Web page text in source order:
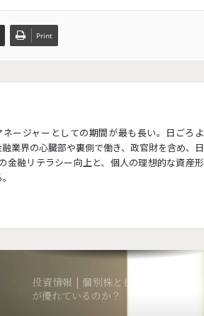
Print
ージャーとしての期間が最も長い。日ごろよ
業界の心臓部や裏側で働き、政官財を含め、日
融リテラシー向上と、個人の理想的な資産形
金融リテラシー | テンバガー株より
“大きなリターン”をくれたもの
投資情報 | アンソロピックが、スペー
スXに年間2兆円払うワケ
る？
投資情報 | 個別株と投資信託はどちら
が優れているのか？